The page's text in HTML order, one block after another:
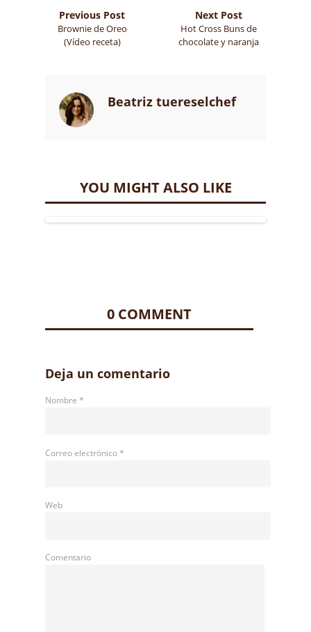
Previous Post
Brownie de Oreo
(Vídeo receta)
Next Post
Hot Cross Buns de
chocolate y naranja
Beatriz tuereselchef
YOU MIGHT ALSO LIKE
0 COMMENT
Deja un comentario
Nombre *
Correo electrónico*
Web
Comentario